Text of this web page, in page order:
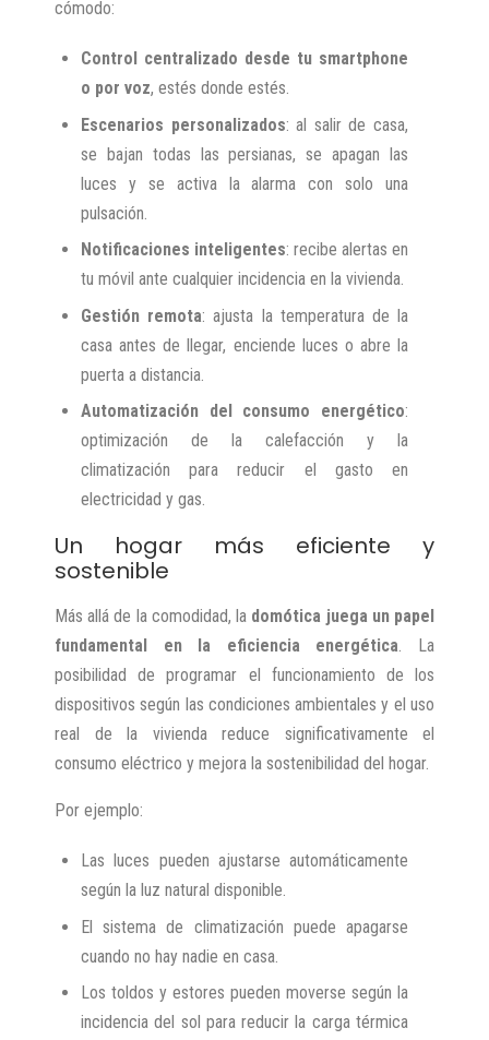
cómodo:
Control centralizado desde tu smartphone
o por voz, estés donde estés.
Escenarios personalizados: al salir de casa,
se bajan todas las persianas, se apagan las
luces y se activa la alarma con solo una
pulsación.
Notificaciones inteligentes: recibe alertas en
tu móvil ante cualquier incidencia en la vivienda.
Gestión remota: ajusta la temperatura de la
casa antes de llegar, enciende luces o abre la
puerta a distancia.
Automatización del consumo energético:
optimización de la calefacción y la
climatización para reducir el gasto en
electricidad y gas.
Un hogar más eficiente y
sostenible
Más allá de la comodidad, la domótica juega un papel
fundamental en la eficiencia energética. La
posibilidad de programar el funcionamiento de los
dispositivos según las condiciones ambientales y el uso
real de la vivienda reduce significativamente el
consumo eléctrico y mejora la sostenibilidad del hogar.
Por ejemplo:
Las luces pueden ajustarse automáticamente
según la luz natural disponible.
El sistema de climatización puede apagarse
cuando no hay nadie en casa.
Los toldos y estores pueden moverse según la
incidencia del sol para reducir la carga térmica